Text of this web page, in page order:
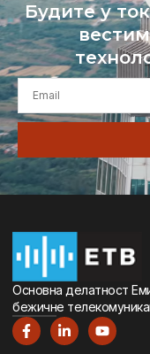
Будите у
Oсновна дeлатност
бeжичнe